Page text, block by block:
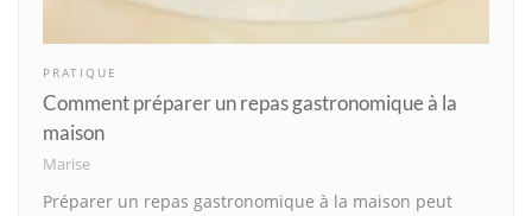
PRATIQUE
Comment préparer un repas gastronomique à la
maison
Marise
Préparer un repas gastronomique à la maison peut